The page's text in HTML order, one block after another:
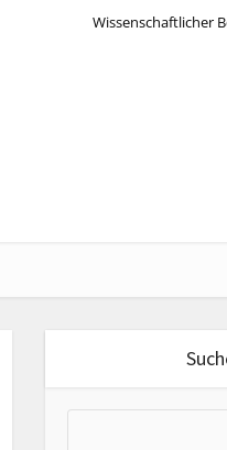
Wissenschaftlicher